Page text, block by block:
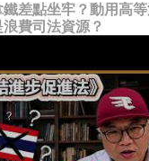
鐵差點坐牢？動用高
費司法資源？